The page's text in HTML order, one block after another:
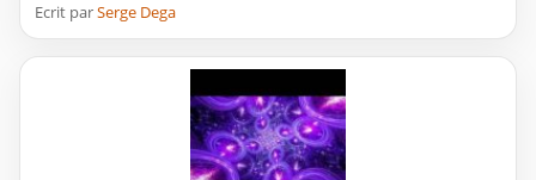
Ecrit parSerge Dega